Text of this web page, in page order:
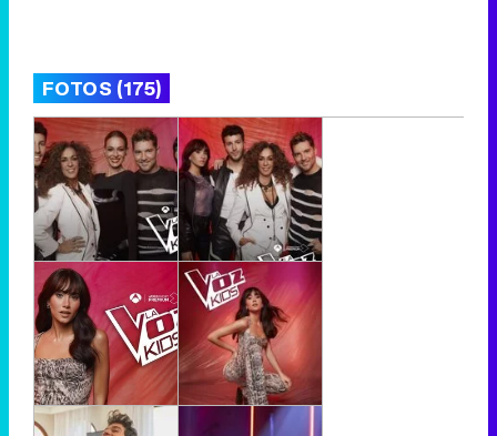
FOTOS (175)